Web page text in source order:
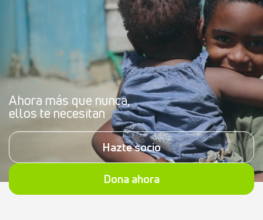
Ahora más que nunca,
ellos te necesitan
Hazte socio
Dona ahora